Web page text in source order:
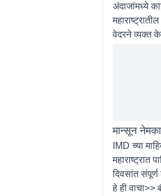
अंदाजांमध्ये
वेदरने व्यक्त
मान्सून
IMD च्या
महाराष्ट्रात
दिवसांत
हे ही वाचा>>